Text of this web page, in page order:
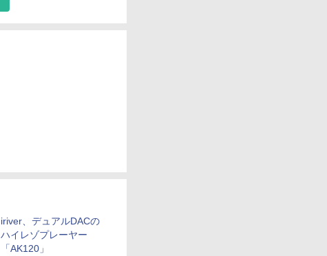
iriver、デュアルDACの
ハイレゾプレーヤー
「AK120」